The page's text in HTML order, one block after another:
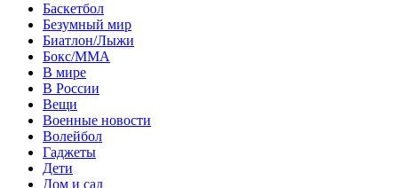
Баскетбол
Безумный мир
Биатлон/Лыжи
Бокс/MMA
В мире
В России
Вещи
Военные новости
Волейбол
Гаджеты
Дети
Дом и сад